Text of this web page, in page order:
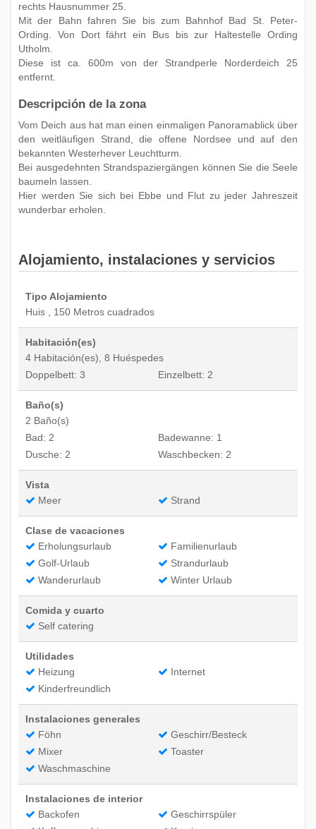
rechts Hausnummer 25.
Mit der Bahn fahren Sie bis zum Bahnhof Bad St. Peter-
Ording. Von Dort fährt ein Bus bis zur Haltestelle Ording
Utholm.
Diese ist ca. 600m von der Strandperle Norderdeich 25
entfernt.
Descripción de la zona
Vom Deich aus hat man einen einmaligen Panoramablick über
den weitläufigen Strand, die offene Nordsee und auf den
bekannten Westerhever Leuchtturm.
Bei ausgedehnten Strandspaziergängen können Sie die Seele
baumeln lassen.
Hier werden Sie sich bei Ebbe und Flut zu jeder Jahreszeit
wunderbar erholen.
Alojamiento, instalaciones y servicios
Tipo Alojamiento
Huis , 150 Metros cuadrados
Habitación(es)
4 Habitación(es), 8 Huéspedes
Doppelbett: 3
Einzelbett: 2
Baño(s)
2 Baño(s)
Bad: 2
Badewanne: 1
Dusche: 2
Waschbecken: 2
Vista
Meer
Strand
Clase de vacaciones
Erholungsurlaub
Familienurlaub
Golf-Urlaub
Strandurlaub
Wanderurlaub
Winter Urlaub
Comida y cuarto
Self catering
Utilidades
Heizung
Internet
Kinderfreundlich
Instalaciones generales
Föhn
Geschirr/Besteck
Mixer
Toaster
Waschmaschine
Instalaciones de interior
Backofen
Geschirrspüler